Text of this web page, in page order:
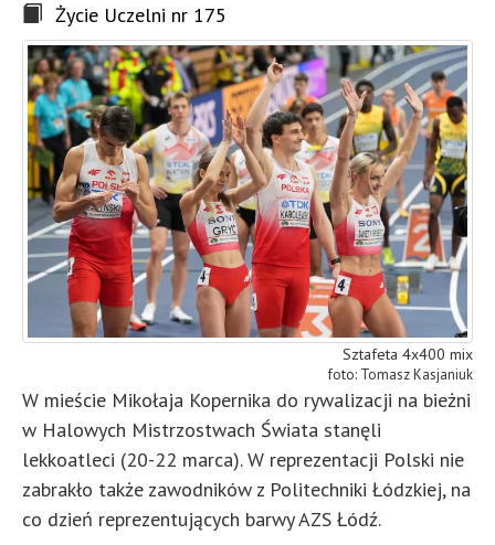
Życie Uczelni nr 175
Sztafeta 4x400 mix
Tomasz Kasjaniuk
W mieście Mikołaja Kopernika do rywalizacji na bieżni
w Halowych Mistrzostwach Świata stanęli
lekkoatleci (20-22 marca). W reprezentacji Polski nie
zabrakło także zawodników z Politechniki Łódzkiej, na
co dzień reprezentujących barwy AZS Łódź.